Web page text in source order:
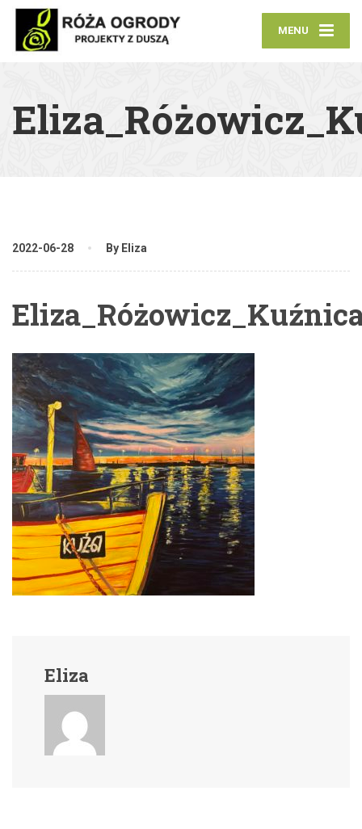
MENU
2022-06-28 By Eliza
Eliza